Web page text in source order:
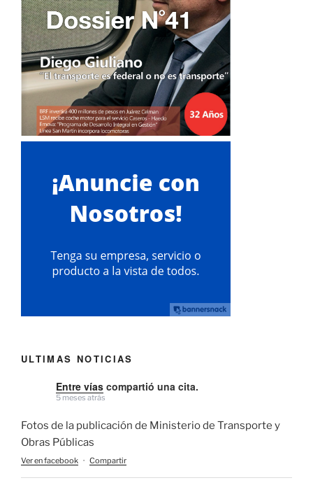
ULTIMAS NOTICIAS
Entre vías compartió una cita.
5 meses atrás
Fotos de la publicación de Ministerio de Transporte y
Obras Públicas
Ver en facebook · Compartir